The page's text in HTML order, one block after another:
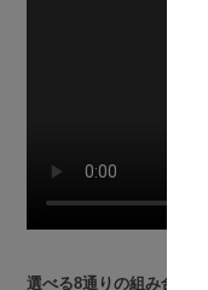
選べる8通りの組み合わせ